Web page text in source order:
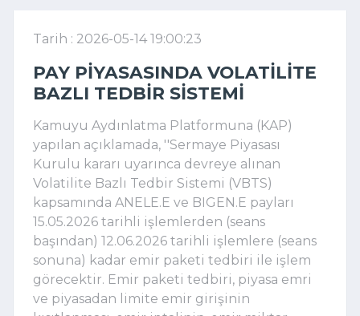
Tarih : 2026-05-14 19:00:23
PAY PIYASASINDA VOLATILITE
BAZLI TEDBIR SISTEMI
Kamuyu Aydınlatma Platformuna (KAP)
yapılan açıklamada, ''Sermaye Piyasası
Kurulu kararı uyarınca devreye alınan
Volatilite Bazlı Tedbir Sistemi (VBTS)
kapsamında ANELE.E ve BIGEN.E payları
15.05.2026 tarihli işlemlerden (seans
başından) 12.06.2026 tarihli işlemlere (seans
sonuna) kadar emir paketi tedbiri ile işlem
görecektir. Emir paketi tedbiri, piyasa emri
ve piyasadan limite emir girişinin